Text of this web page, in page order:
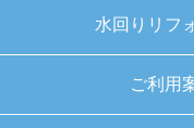
キャンセル、返品